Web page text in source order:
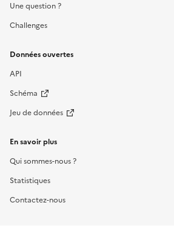
Une question ?
Challenges
Données ouvertes
API
Schéma
Jeu de données
En savoir plus
Qui sommes-nous ?
Statistiques
Contactez-nous